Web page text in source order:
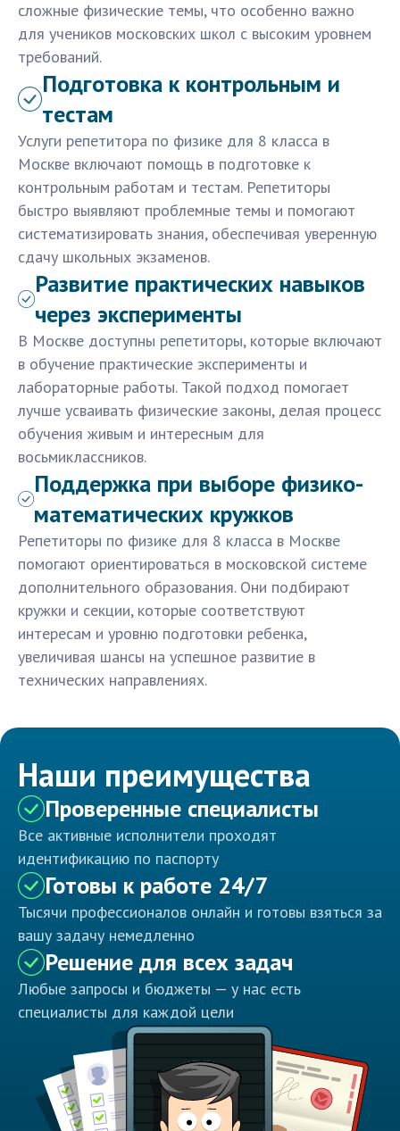
сложные физические темы, что особенно важно
для учеников московских школ с высоким уровнем
требований.
Подготовка к контрольным и
тестам
Услуги репетитора по физике для 8 класса в
Москве включают помощь в подготовке к
контрольным работам и тестам. Репетиторы
быстро выявляют проблемные темы и помогают
систематизировать знания, обеспечивая уверенную
сдачу школьных экзаменов.
Развитие практических навыков
через эксперименты
В Москве доступны репетиторы, которые включают
в обучение практические эксперименты и
лабораторные работы. Такой подход помогает
лучше усваивать физические законы, делая процесс
обучения живым и интересным для
восьмиклассников.
Поддержка при выборе физико-
математических кружков
Репетиторы по физике для 8 класса в Москве
помогают ориентироваться в московской системе
дополнительного образования. Они подбирают
кружки и секции, которые соответствуют
интересам и уровню подготовки ребенка,
увеличивая шансы на успешное развитие в
технических направлениях.
Наши преимущества
Проверенные специалисты
Все активные исполнители проходят
идентификацию по паспорту
Готовы к работе 24/7
Тысячи профессионалов онлайн и готовы взяться за
вашу задачу немедленно
Решение для всех задач
Любые запросы и бюджеты — у нас есть
специалисты для каждой цели